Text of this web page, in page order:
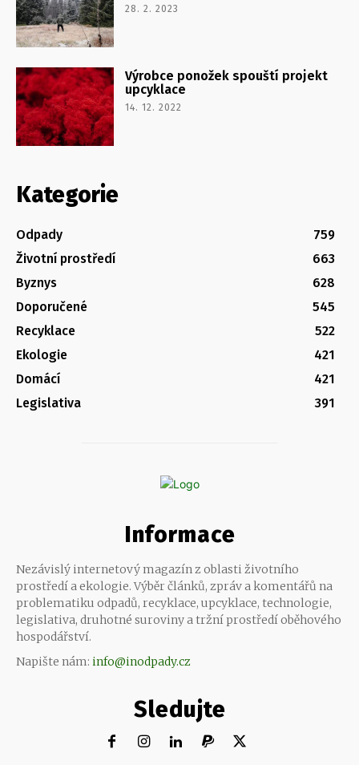
28. 2. 2023
Výrobce ponožek spouští projekt
upcyklace
14. 12. 2022
Kategorie
Odpady
759
Životní prostředí
663
Byznys
628
Doporučené
545
Recyklace
522
Ekologie
421
Domácí
421
Legislativa
391
Informace
Nezávislý internetový magazín z oblasti životního
prostředí a ekologie. Výběr článků, zpráv a komentářů na
problematiku odpadů, recyklace, upcyklace, technologie,
legislativa, druhotné suroviny a tržní prostředí oběhového
hospodářství.
Napište nám: info@inodpady.cz
Sledujte